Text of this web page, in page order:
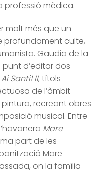
professió mèdica.
molt més que un
profundament culte,
Gaudia de la
d’editar dos
Ai Santi! II, títols
de l’àmbit
recreant obres
musical. Entre
Mare
part de les
Mare
on la família